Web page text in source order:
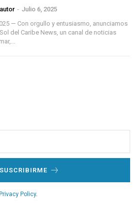
- Julio 6, 2025
— Con orgullo y entusiasmo, anunciamos
del Caribe News, un canal de noticias
SUSCRIBIRME
Policy.